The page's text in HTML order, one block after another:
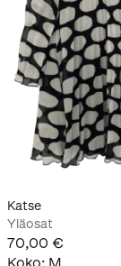
Katse
Yläosat
70,00 €